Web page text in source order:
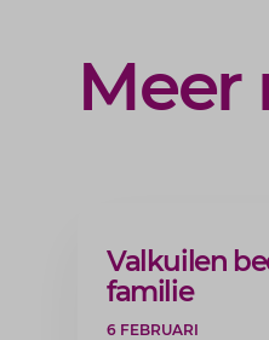
Meer
ARTIKEL
Valkuilen
familie
6 FEBRUARI